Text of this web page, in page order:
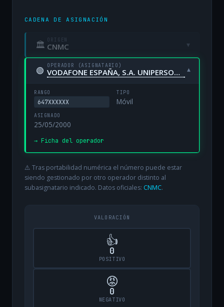
CADENA DE ASIGNACIÓN
🏛 ORIGEN
CNMC ▾
🟢 OPERADOR (ASIGNATARIO)
VODAFONE ESPAÑA, S.A. UNIPERSONAL ▾
RANGO
647XXXXXX
TIPO
Móvil
ASIGNADO
25/05/2000
→ Ficha del operador
⚠️ Tras portabilidad numérica el número puede estar
siendo gestionado por otro operador distinto al
subasignatario indicado. Datos oficiales: CNMC.
VALORACIÓN
👍
0
POSITIVO
😡
0
NEGATIVO